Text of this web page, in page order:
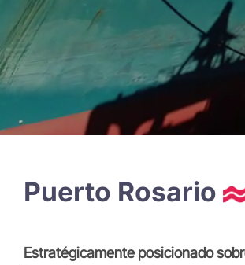
Puerto Rosario
Estratégicamente posicionado